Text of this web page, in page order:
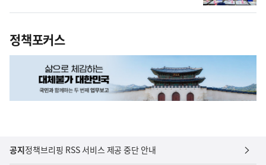
정책포커스
공지정책브리핑 RSS 서비스 제공 중단 안내